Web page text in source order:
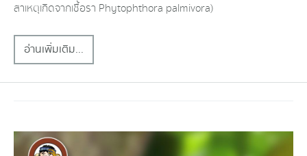
สาเหตุ​เกิดจากเชื้อรา​ Phytophthora palmivora)​
อ่านเพิ่มเติม...